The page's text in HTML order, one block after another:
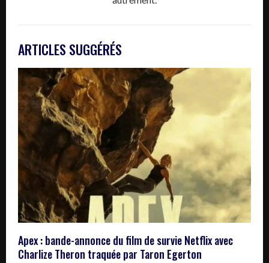
ARTICLES SUGGÉRÉS
Apex : bande-annonce du film de survie Netflix avec
Charlize Theron traquée par Taron Egerton